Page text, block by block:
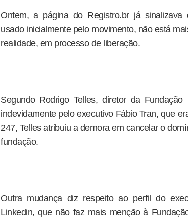
Ontem, a página do Registro.br já sinalizava
usado inicialmente pelo movimento, não está
realidade, em processo de liberação.
Segundo Rodrigo Telles, diretor da
indevidamente pelo executivo Fábio Tran, que
247, Telles atribuiu a demora em cancelar o
fundação.
Outra mudança diz respeito ao perfil do
Linkedin, que não faz mais menção à